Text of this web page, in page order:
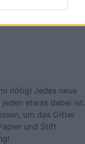
LOGIN
nötig! Jedes neue
etwas dabei ist.
um das Gitter
und Stift